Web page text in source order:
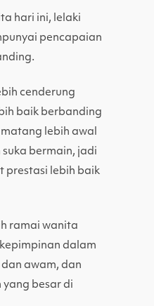
hari ini, lelaki
pencapaian
cenderung
baik berbanding
lebih awal
bermain, jadi
prestasi lebih baik
ramai wanita
dalam
awam, dan
yang besar di